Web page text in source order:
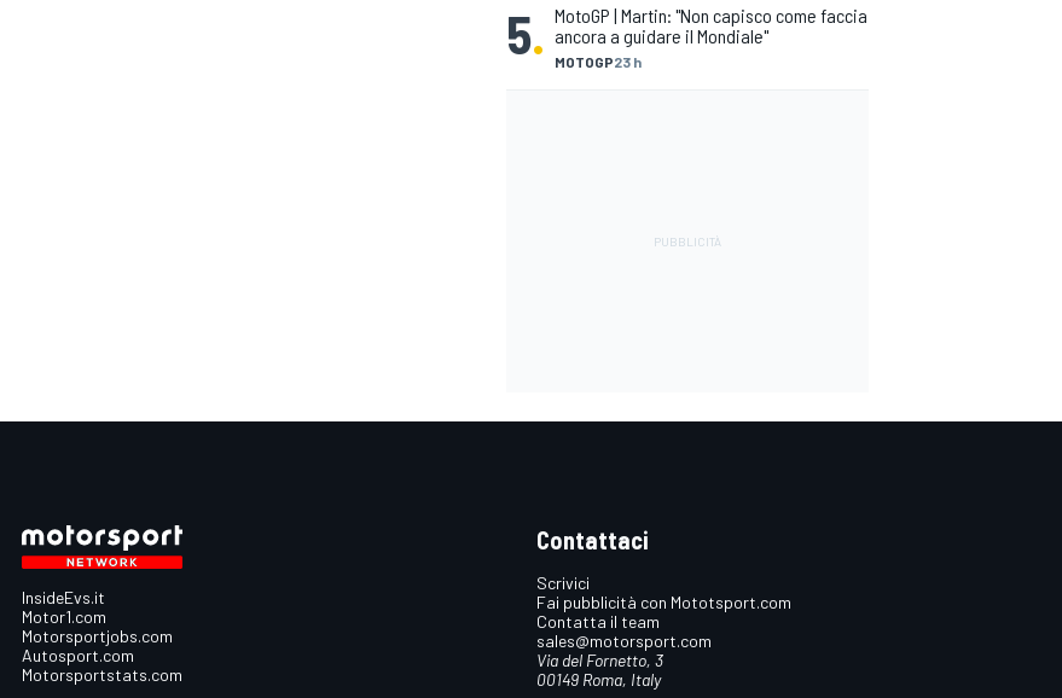
5. MOTOGP23 h
MotoGP | Martin: "Non capisco come faccia
ancora a guidare il Mondiale"
InsideEvs.it
Motor1.com
Motorsportjobs.com
Autosport.com
Motorsportstats.com
Contattaci
Scrivici
Fai pubblicità con Mototsport.com
Contatta il team
sales@motorsport.com
Via del Fornetto, 3
00149 Roma, Italy